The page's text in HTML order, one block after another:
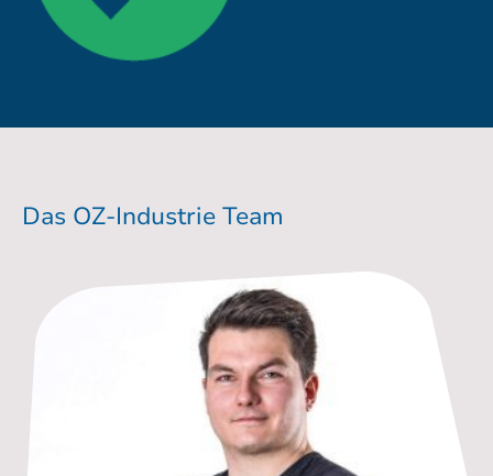
Das OZ-Industrie Team